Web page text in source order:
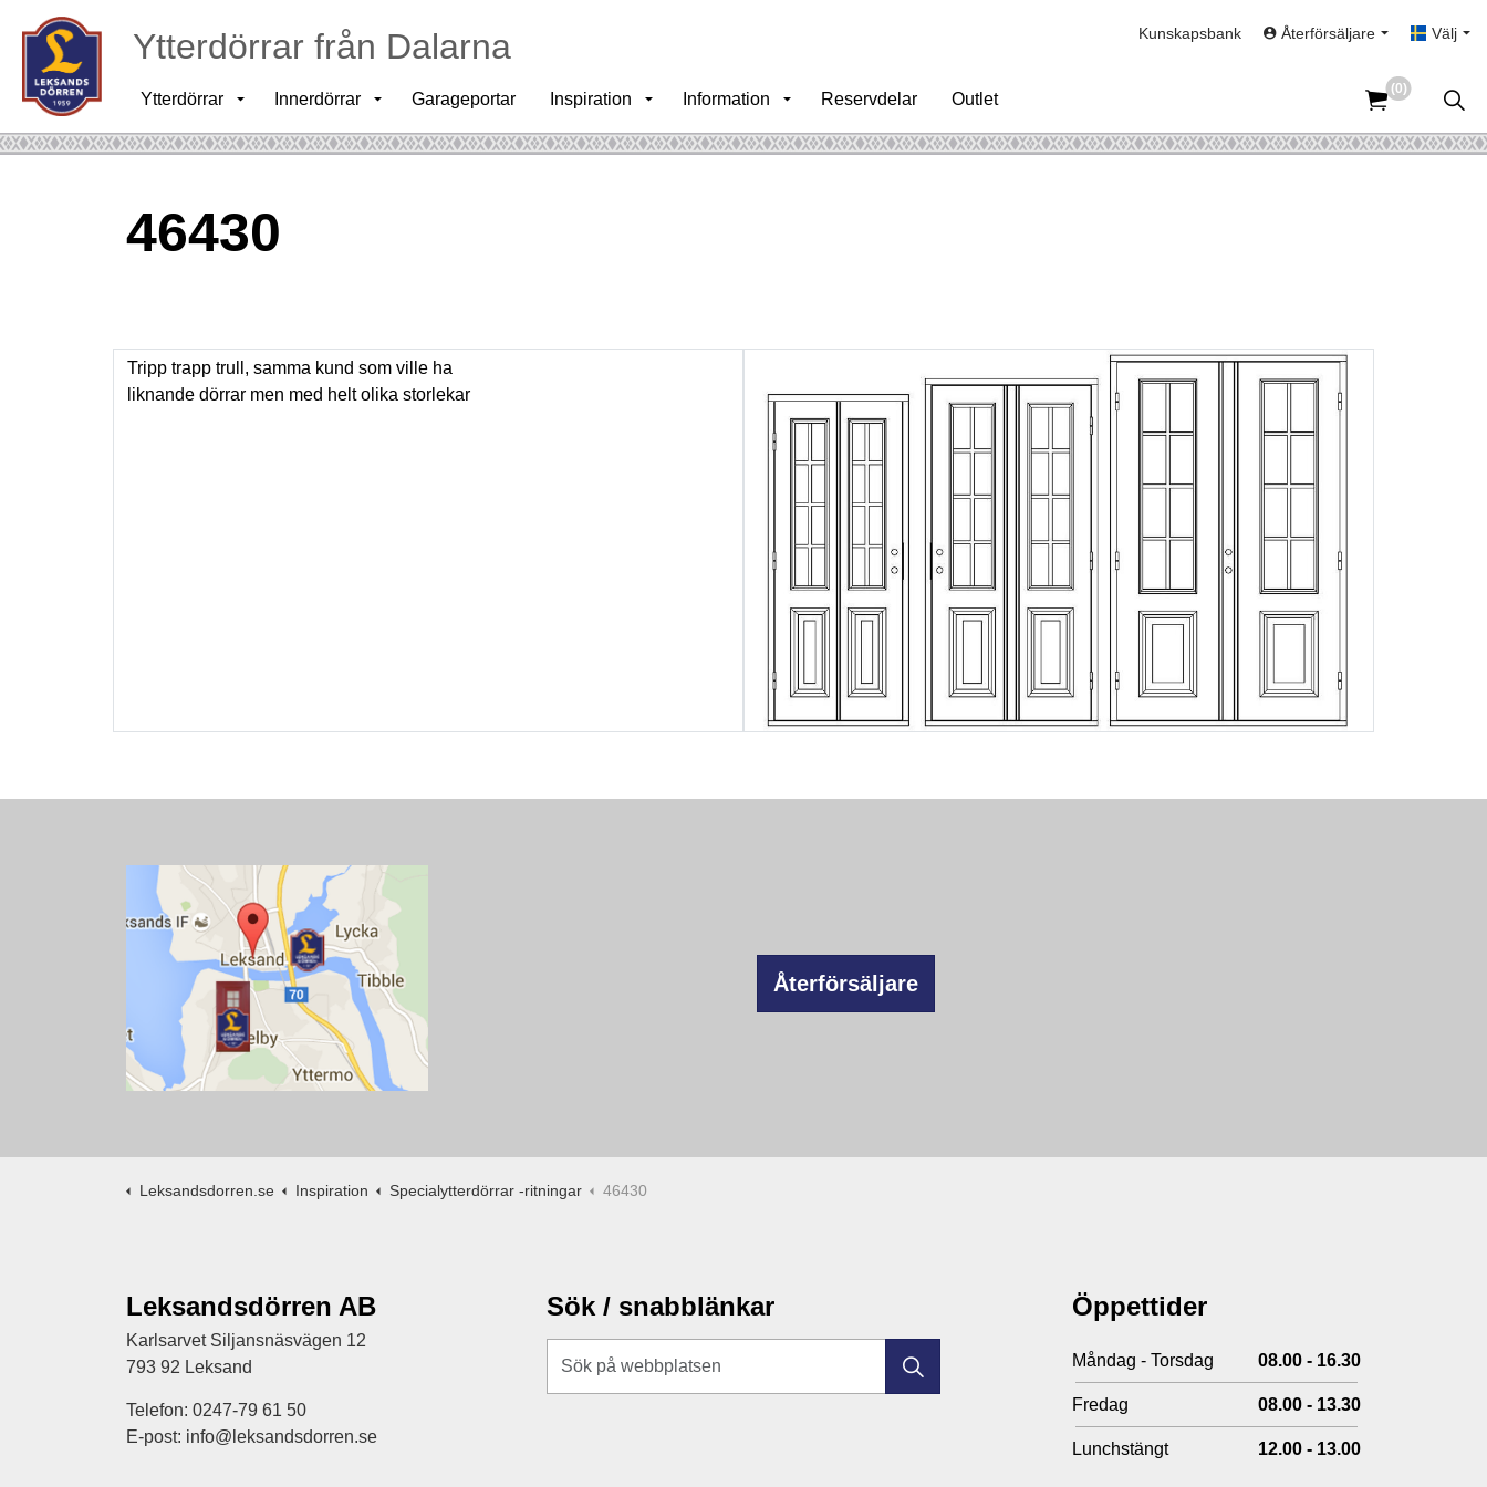
Ytterdörrar från Dalarna
Ytterdörrar Innerdörrar Garageportar Inspiration Information Reservdelar Outlet
Kunskapsbank Återförsäljare Välj
(0)
46430
Tripp trapp trull, samma kund som ville ha
liknande dörrar men med helt olika storlekar
Återförsäljare
Leksandsdorren.se Inspiration Specialytterdörrar -ritningar 46430
Leksandsdörren AB
Karlsarvet Siljansnäsvägen 12
793 92 Leksand
Telefon: 0247-79 61 50
E-post: info@leksandsdorren.se
Sök / snabblänkar Öppettider
Måndag - Torsdag 08.00 - 16.30
Fredag 08.00 - 13.30
Lunchstängt 12.00 - 13.00